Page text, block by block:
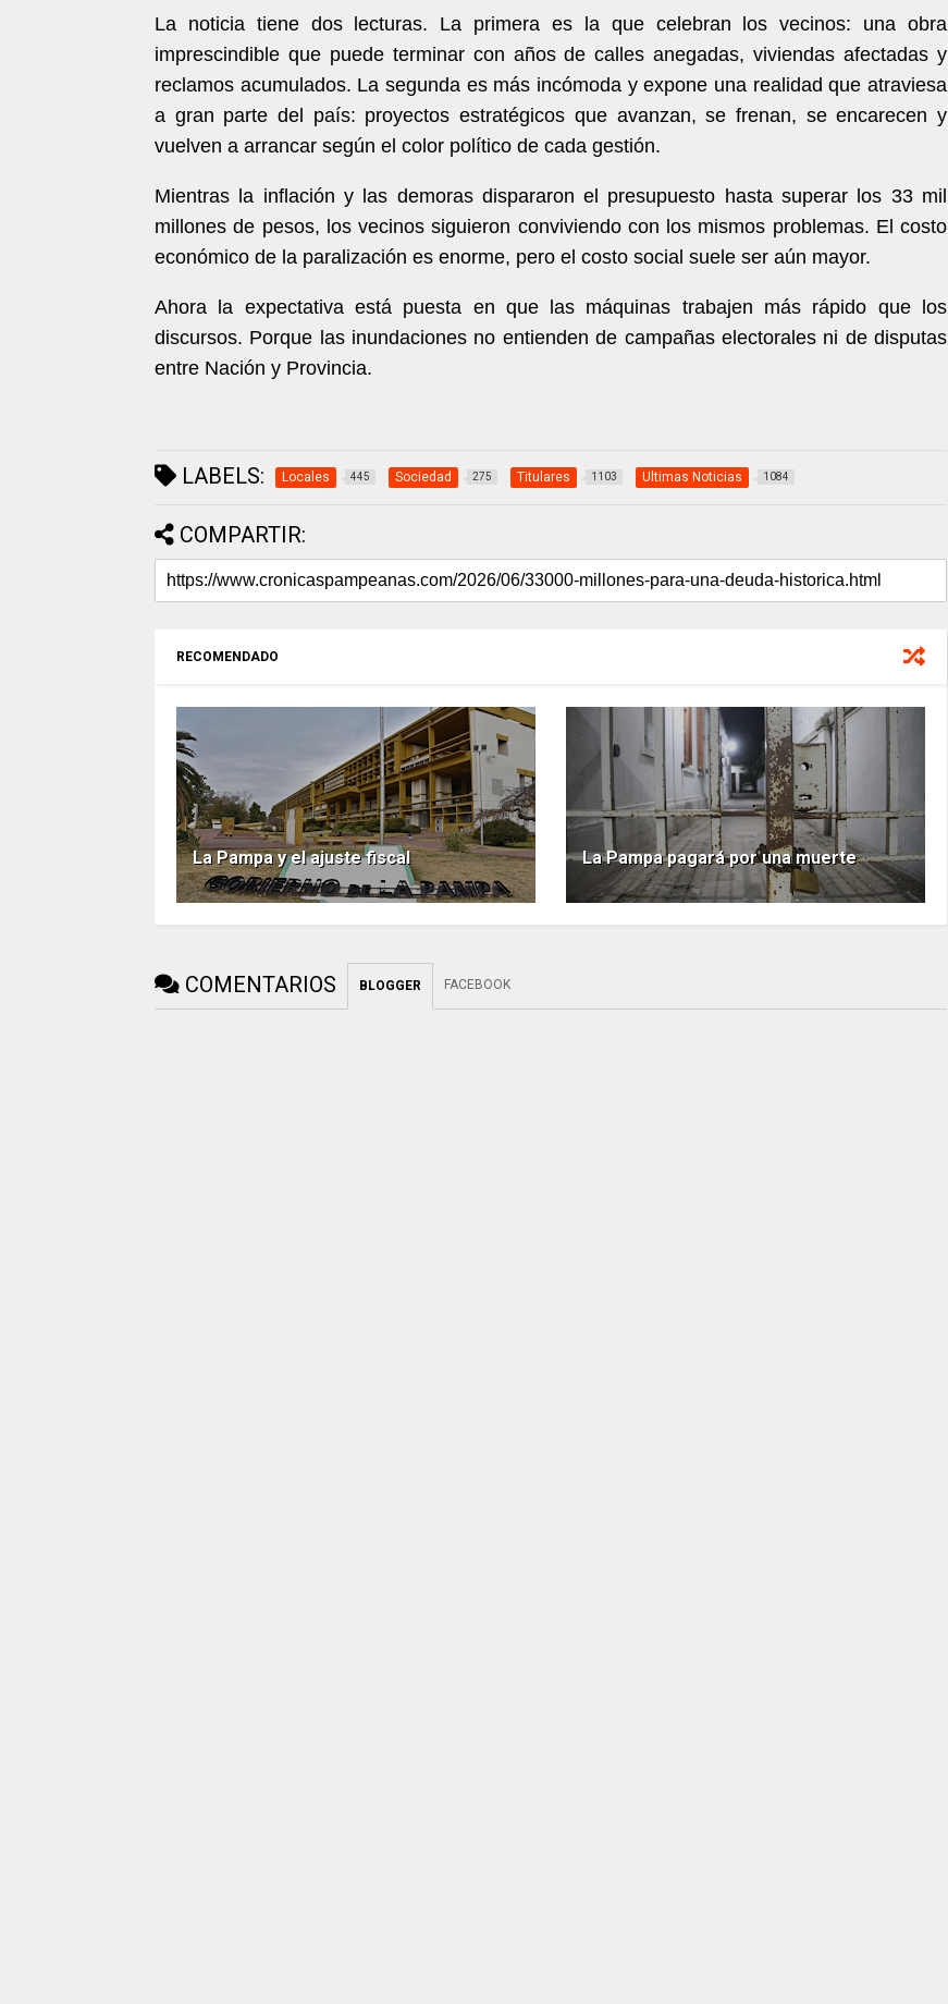
La noticia tiene dos lecturas. La primera es la que celebran los vecinos: una obra
imprescindible que puede terminar con años de calles anegadas, viviendas afectadas y
reclamos acumulados. La segunda es más incómoda y expone una realidad que atraviesa
a gran parte del país: proyectos estratégicos que avanzan, se frenan, se encarecen y
vuelven a arrancar según el color político de cada gestión.
Mientras la inflación y las demoras dispararon el presupuesto hasta superar los 33 mil
millones de pesos, los vecinos siguieron conviviendo con los mismos problemas. El costo
económico de la paralización es enorme, pero el costo social suele ser aún mayor.
Ahora la expectativa está puesta en que las máquinas trabajen más rápido que los
discursos. Porque las inundaciones no entienden de campañas electorales ni de disputas
entre Nación y Provincia.
LABELS: Locales 445 Sociedad 275 Titulares 1103 Ultimas Noticias 1084
COMPARTIR:
RECOMENDADO
La Pampa y el ajuste fiscal La Pampa pagará por una muerte
COMENTARIOS BLOGGER FACEBOOK